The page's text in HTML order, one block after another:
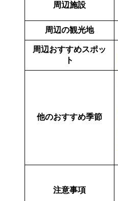
周辺施設
周辺の観光地
周辺おすすめスポッ
ト
他のおすすめ季節
注意事項